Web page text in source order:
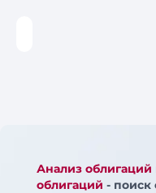
Анализ облигаций
облигаций - поиск